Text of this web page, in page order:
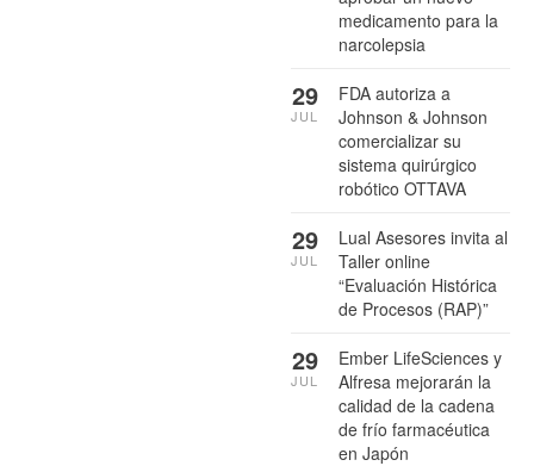
medicamento para la
narcolepsia
FDA autoriza a
Johnson & Johnson
comercializar su
sistema quirúrgico
robótico OTTAVA
29
JUL
Lual Asesores invita al
Taller online
“Evaluación Histórica
de Procesos (RAP)”
29
JUL
Ember LifeSciences y
Alfresa mejorarán la
calidad de la cadena
de frío farmacéutica
en Japón
29
JUL